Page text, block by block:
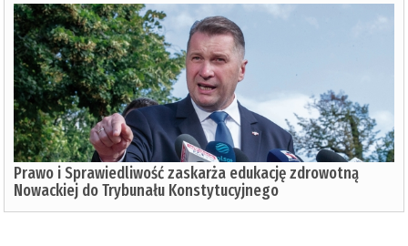
Prawo i Sprawiedliwość zaskarża edukację zdrowotną
Nowackiej do Trybunału Konstytucyjnego